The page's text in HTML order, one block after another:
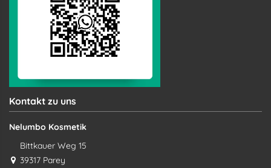
Kontakt zu uns
Nelumbo Kosmetik
Bittkauer Weg 15
39317 Parey